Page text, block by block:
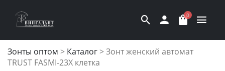
0
Зонты оптом > Каталог>Зонт женский автомат
TRUST FASMI-23X клетка